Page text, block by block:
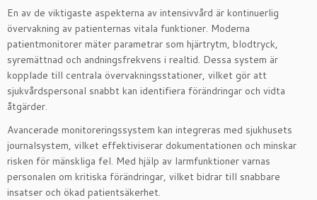
En av de viktigaste aspekterna av intensivvård är kontinuerlig
övervakning av patienternas vitala funktioner. Moderna
patientmonitorer mäter parametrar som hjärtrytm, blodtryck,
syremättnad och andningsfrekvens i realtid. Dessa system är
kopplade till centrala övervakningsstationer, vilket gör att
sjukvårdspersonal snabbt kan identifiera förändringar och vidta
åtgärder.
Avancerade monitoreringssystem kan integreras med sjukhusets
journalsystem, vilket effektiviserar dokumentationen och minskar
risken för mänskliga fel. Med hjälp av larmfunktioner varnas
personalen om kritiska förändringar, vilket bidrar till snabbare
insatser och ökad patientsäkerhet.